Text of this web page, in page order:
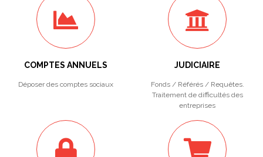
COMPTES ANNUELS
Déposer des comptes sociaux
JUDICIAIRE
Fonds / Référés / Requêtes.
Traitement de difficultés des
entreprises